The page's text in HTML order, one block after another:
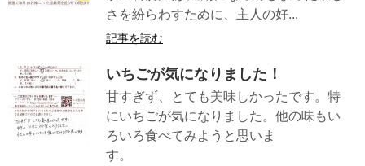
さを紛らわすために、主人の好...
記事を読む
いちごが気になりました！
甘すぎず、とても美味しかったです。特
にいちごが気になりました。他の味もい
ろいろ食べてみようと思いま
す。